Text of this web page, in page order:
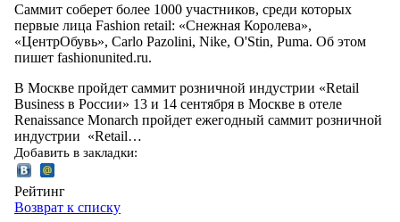
Саммит соберет более 1000 участников, среди которых
первые лица Fashion retail: «Снежная Королева»,
«ЦентрОбувь», Carlo Pazolini, Nike, O'Stin, Puma. Об этом
пишет fashionunited.ru.
В Москве пройдет саммит розничной индустрии «Retail
Business в России» 13 и 14 сентября в Москве в отеле
Renaissance Monarch пройдет ежегодный саммит розничной
индустрии «Retail…
Добавить в закладки:
Рейтинг
Возврат к списку